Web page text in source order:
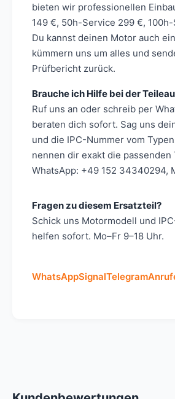
bieten wir professionellen
149 €, 50h-Service 299 €,
Du kannst deinen Motor auch
kümmern uns um alles und
Prüfbericht zurück.
Brauche ich Hilfe bei der
Ruf uns an oder schreib per
beraten dich sofort. Sag uns
und die IPC-Nummer vom
nennen dir exakt die passenden
WhatsApp: +49 152 34340294,
Fragen zu diesem Ersatzteil?
Schick uns Motormodell und
helfen sofort. Mo–Fr 9–18 Uhr.
WhatsAppSignalTelegram